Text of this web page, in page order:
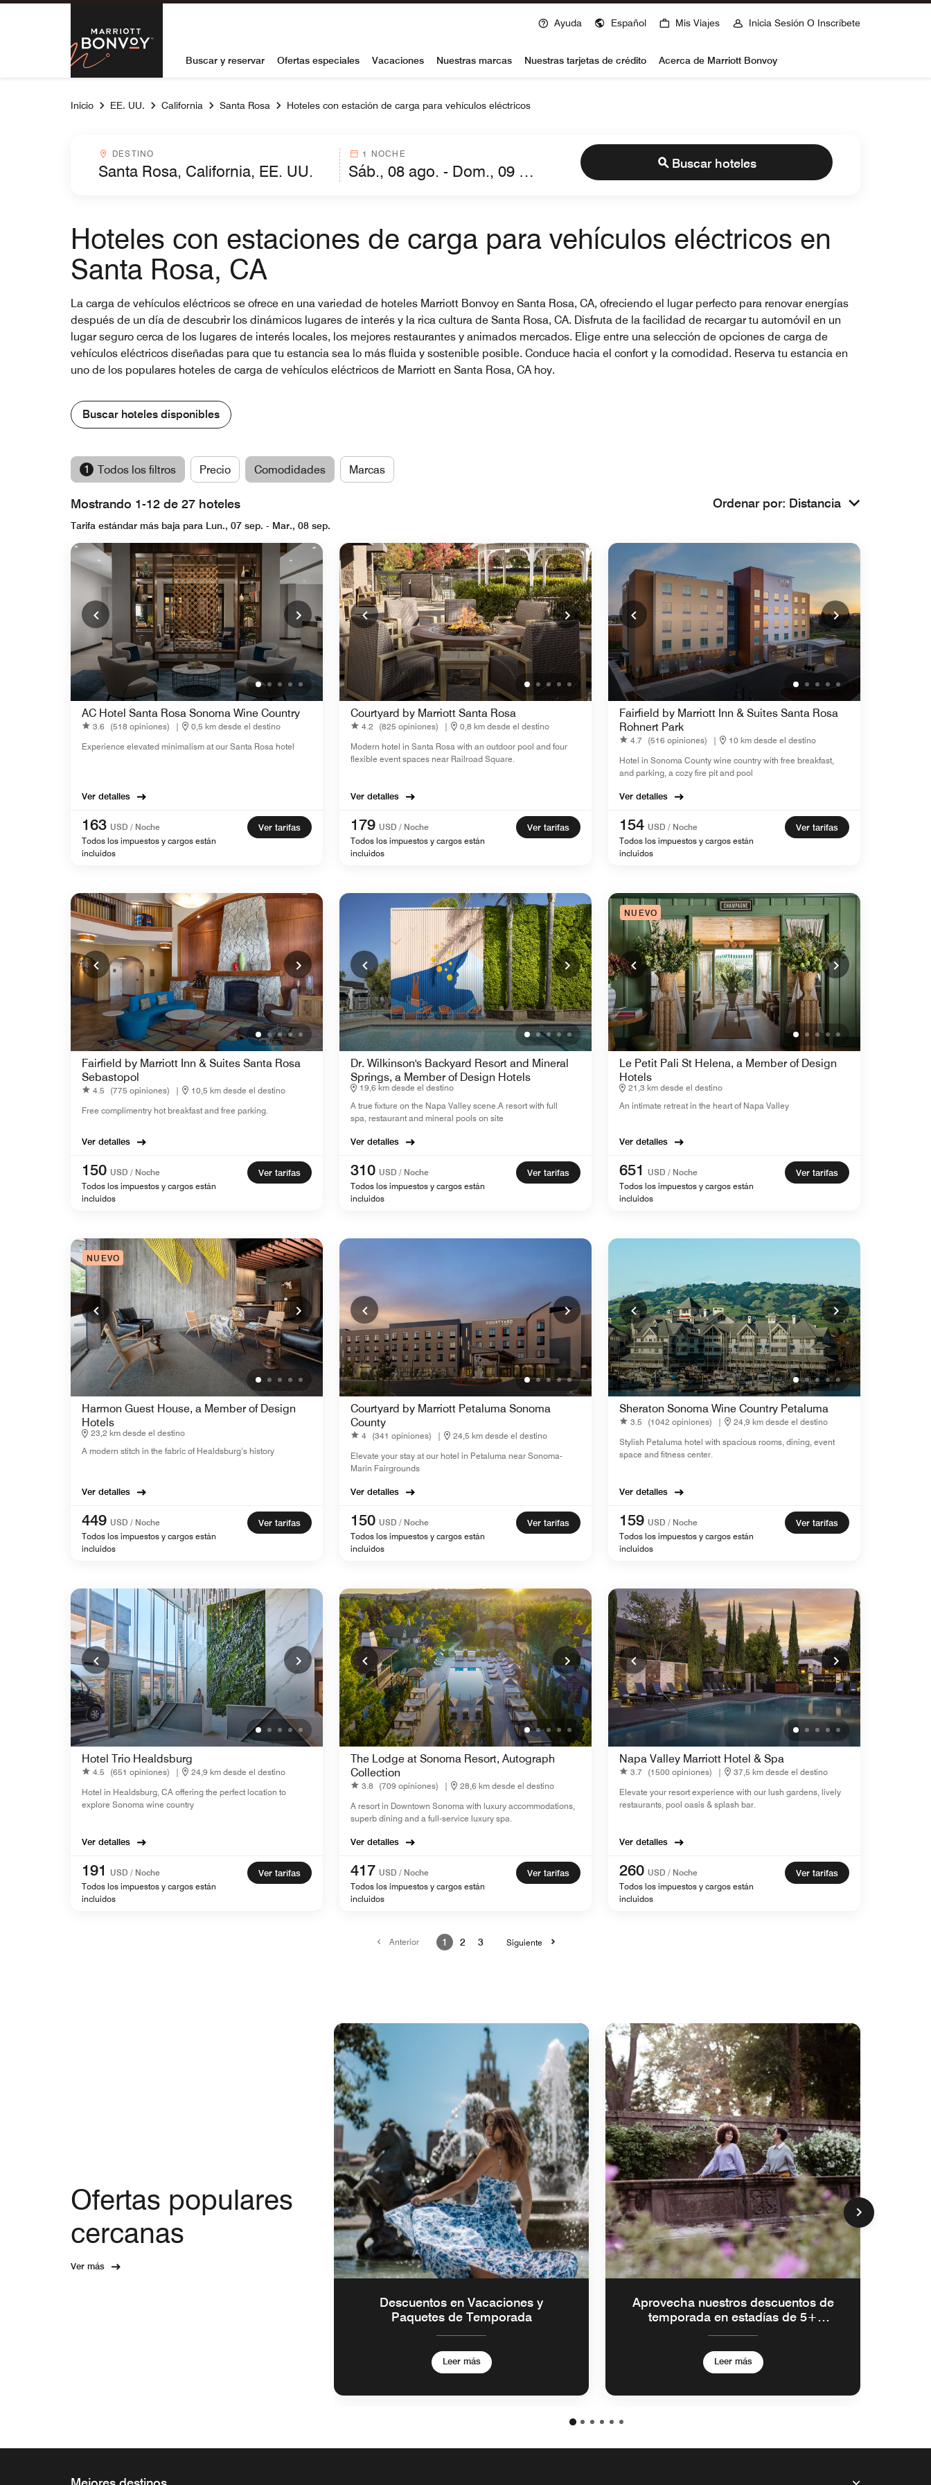
Skip to Content
Marriott Bonvoy
Ayuda Español Mis Viajes Inicia Sesión O Inscríbete
Buscar y reservar Ofertas especiales Vacaciones Nuestras marcas Nuestras tarjetas de crédito Acerca de Marriott Bonvoy
Inicio EE. UU. California Santa Rosa Hoteles con estación de carga para vehículos eléctricos
Destinocombobox
DESTINO 1 NOCHE
Buscar hoteles
Hoteles con estaciones de carga para vehículos eléctricos en
Santa Rosa, CA
La carga de vehículos eléctricos se ofrece en una variedad de hoteles Marriott Bonvoy en Santa Rosa, CA, ofreciendo el lugar perfecto para renovar energías
después de un día de descubrir los dinámicos lugares de interés y la rica cultura de Santa Rosa, CA. Disfruta de la facilidad de recargar tu automóvil en un
lugar seguro cerca de los lugares de interés locales, los mejores restaurantes y animados mercados. Elige entre una selección de opciones de carga de
vehículos eléctricos diseñadas para que tu estancia sea lo más fluida y sostenible posible. Conduce hacia el confort y la comodidad. Reserva tu estancia en
uno de los populares hoteles de carga de vehículos eléctricos de Marriott en Santa Rosa, CA hoy.
Buscar hoteles disponibles
1 Todos los filtros Precio Comodidades Marcas
Mostrando 1-12 de 27 hoteles Ordenar por: Distancia
Tarifa estándar más baja para Lun., 07 sep. - Mar., 08 sep.
AC Hotel Santa Rosa Sonoma Wine Country
3.6 (518 opiniones) |
0,5 km desde el destino
Experience elevated minimalism at our Santa Rosa hotel
Ver detalles
163 USD / Noche
Todos los impuestos y cargos están
incluidos
Ver tarifas
Courtyard by Marriott Santa Rosa
4.2 (825 opiniones) |
0,8 km desde el destino
Modern hotel in Santa Rosa with an outdoor pool and four
flexible event spaces near Railroad Square.
Ver detalles
179 USD / Noche
Todos los impuestos y cargos están
incluidos
Ver tarifas
Fairfield by Marriott Inn & Suites Santa Rosa
Rohnert Park
4.7 (516 opiniones) |
10 km desde el destino
Hotel in Sonoma County wine country with free breakfast,
and parking, a cozy fire pit and pool
Ver detalles
154 USD / Noche
Todos los impuestos y cargos están
incluidos
Ver tarifas
Fairfield by Marriott Inn & Suites Santa Rosa
Sebastopol
4.5 (775 opiniones) |
10,5 km desde el destino
Free complimentry hot breakfast and free parking.
Ver detalles
150 USD / Noche
Todos los impuestos y cargos están
incluidos
Ver tarifas
Dr. Wilkinson's Backyard Resort and Mineral
Springs, a Member of Design Hotels
19,6 km desde el destino
A true fixture on the Napa Valley scene.A resort with full
spa, restaurant and mineral pools on site
Ver detalles
310 USD / Noche
Todos los impuestos y cargos están
incluidos
Ver tarifas
NUEVO
Le Petit Pali St Helena, a Member of Design
Hotels
21,3 km desde el destino
An intimate retreat in the heart of Napa Valley
Ver detalles
651
USD / Noche
Todos los impuestos y cargos están
incluidos
Ver tarifas
NUEVO
Harmon Guest House, a Member of Design
Hotels
23,2 km desde el destino
A modern stitch in the fabric of Healdsburg’s history
Ver detalles
449 USD / Noche
Todos los impuestos y cargos están
incluidos
Ver tarifas
Courtyard by Marriott Petaluma Sonoma
County
4 (341 opiniones) |
24,5 km desde el destino
Elevate your stay at our hotel in Petaluma near Sonoma-
Marin Fairgrounds
Ver detalles
150 USD / Noche
Todos los impuestos y cargos están
incluidos
Ver tarifas
Sheraton Sonoma Wine Country Petaluma
3.5 (1042 opiniones) |
24,9 km desde el destino
Stylish Petaluma hotel with spacious rooms, dining, event
space and fitness center.
Ver detalles
159 USD / Noche
Todos los impuestos y cargos están
incluidos
Ver tarifas
Hotel Trio Healdsburg
4.5 (651 opiniones) |
24,9 km desde el destino
Hotel in Healdsburg, CA offering the perfect location to
explore Sonoma wine country
Ver detalles
191
USD / Noche
Todos los impuestos y cargos están
incluidos
Ver tarifas
The Lodge at Sonoma Resort, Autograph
Collection
3.8 (709 opiniones) |
28,6 km desde el destino
A resort in Downtown Sonoma with luxury accommodations,
superb dining and a full-service luxury spa.
Ver detalles
417 USD / Noche
Todos los impuestos y cargos están
incluidos
Ver tarifas
Napa Valley Marriott Hotel & Spa
3.7 (1500 opiniones) |
37,5 km desde el destino
Elevate your resort experience with our lush gardens, lively
restaurants, pool oasis & splash bar.
Ver detalles
260 USD / Noche
Todos los impuestos y cargos están
incluidos
Ver tarifas
Anterior 1 2 3 Siguiente
Ofertas populares
cercanas
Ver más
Descuentos en Vacaciones y
Paquetes de Temporada
Leer más
Aprovecha nuestros descuentos de
temporada en estadías de 5+
Leer más